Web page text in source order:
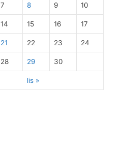
lis »
7 8 9 10
14 15 16 17
21 22 23 24
28 29 30